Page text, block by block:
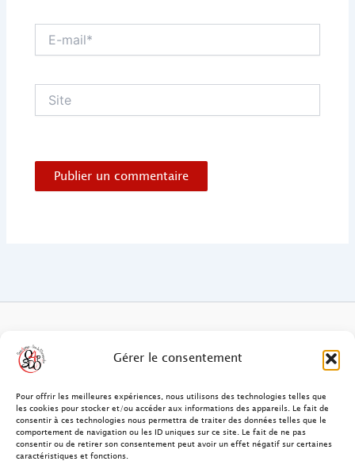
Gérer le consentement
Pour offrir les meilleures expériences, nous utilisons des technologies telles que
les cookies pour stocker et/ou accéder aux informations des appareils. Le fait de
consentir à ces technologies nous permettra de traiter des données telles que le
comportement de navigation ou les ID uniques sur ce site. Le fait de ne pas
consentir ou de retirer son consentement peut avoir un effet négatif sur certaines
caractéristiques et fonctions.
mail*
Site
Contact
FAQ Ostéopathie Humaine